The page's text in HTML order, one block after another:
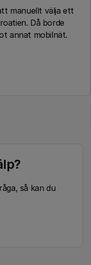
manuellt välja ett
Då borde
annat mobilnät.
så kan du